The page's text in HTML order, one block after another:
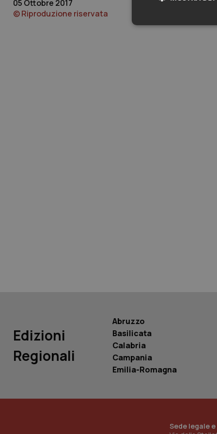
05 Ottobre 2017
© Riproduzione riservata
Edizioni
Regionali
Abruzzo
Basilicata
Calabria
Campania
Emilia-Romagna
Sede legale
_ga_KM60CM4NPH